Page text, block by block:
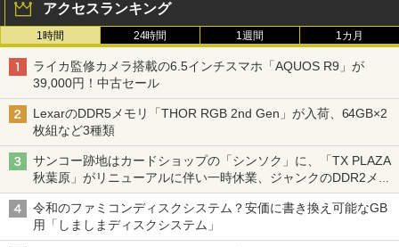
アクセスランキング
1時間 24時間 1週間 1カ月
ライカ監修カメラ搭載の6.5インチスマホ「AQUOS R9」が
39,000円！中古セール
LexarのDDR5メモリ「THOR RGB 2nd Gen」が入荷、64GB×2
枚組など3種類
サンコー跡地はカードショップの「シンソク」に、「TX PLAZA
秋葉原」がリニューアルに伴い一時休業、ジャンクのDDR2メモ
リが100円で販売など～ 最近の秋葉原 ～
令和のファミコンディスクシステム？安価に書き換え可能なGB
用「しましまディスクシステム」